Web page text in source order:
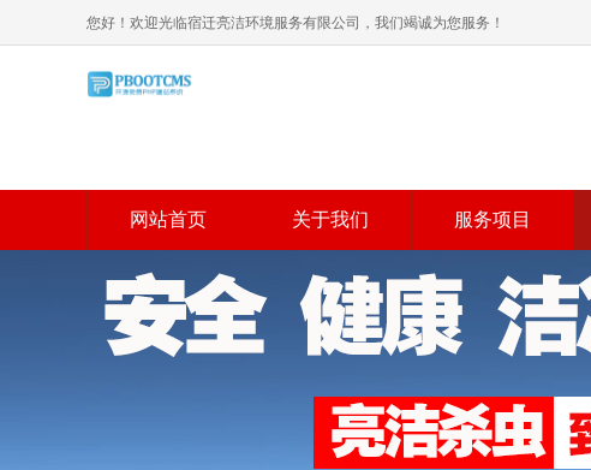
您好！欢迎光临宿迁亮洁环境服务有限公司，我们竭诚为您服务！
网站首页 关于我们 服务项目